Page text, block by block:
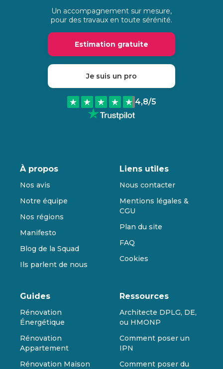
Un accompagnement sur mesure,
pour des travaux en toute sérénité.
Estimation gratuite
Je suis un pro
4,8/5
À propos
Nos avis
Notre équipe
Nos régions
Manifesto
Blog de la Squad
Ils parlent de nous
Liens utiles
Nous contacter
Mentions légales &
CGU
Plan du site
FAQ
Cookies
Guides
Rénovation
Énergétique
Rénovation
Appartement
Rénovation Maison
Ressources
Architecte DPLG, DE,
ou HMONP
Comment poser un
IPN
Comment poser du